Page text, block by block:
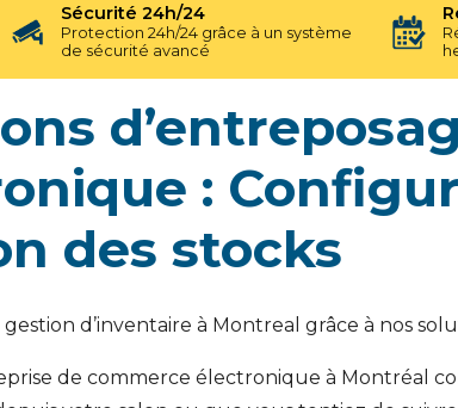
Sécurité 24h/24
Protection 24h/24 grâce à un système
de sécurité avancé
:
des stocks
d’inventaire à Montreal grâce à nos
de commerce électronique à Montréal